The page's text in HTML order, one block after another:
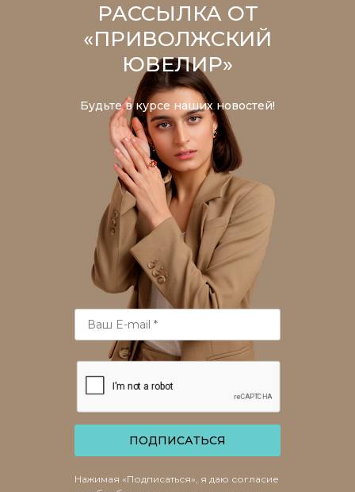
РАССЫЛКА ОТ
«ПРИВОЛЖСКИЙ
ЮВЕЛИР»
Будьте в курсе наших новостей!
ПОДПИСАТЬСЯ
Нажимая «Подписаться», я даю согласие